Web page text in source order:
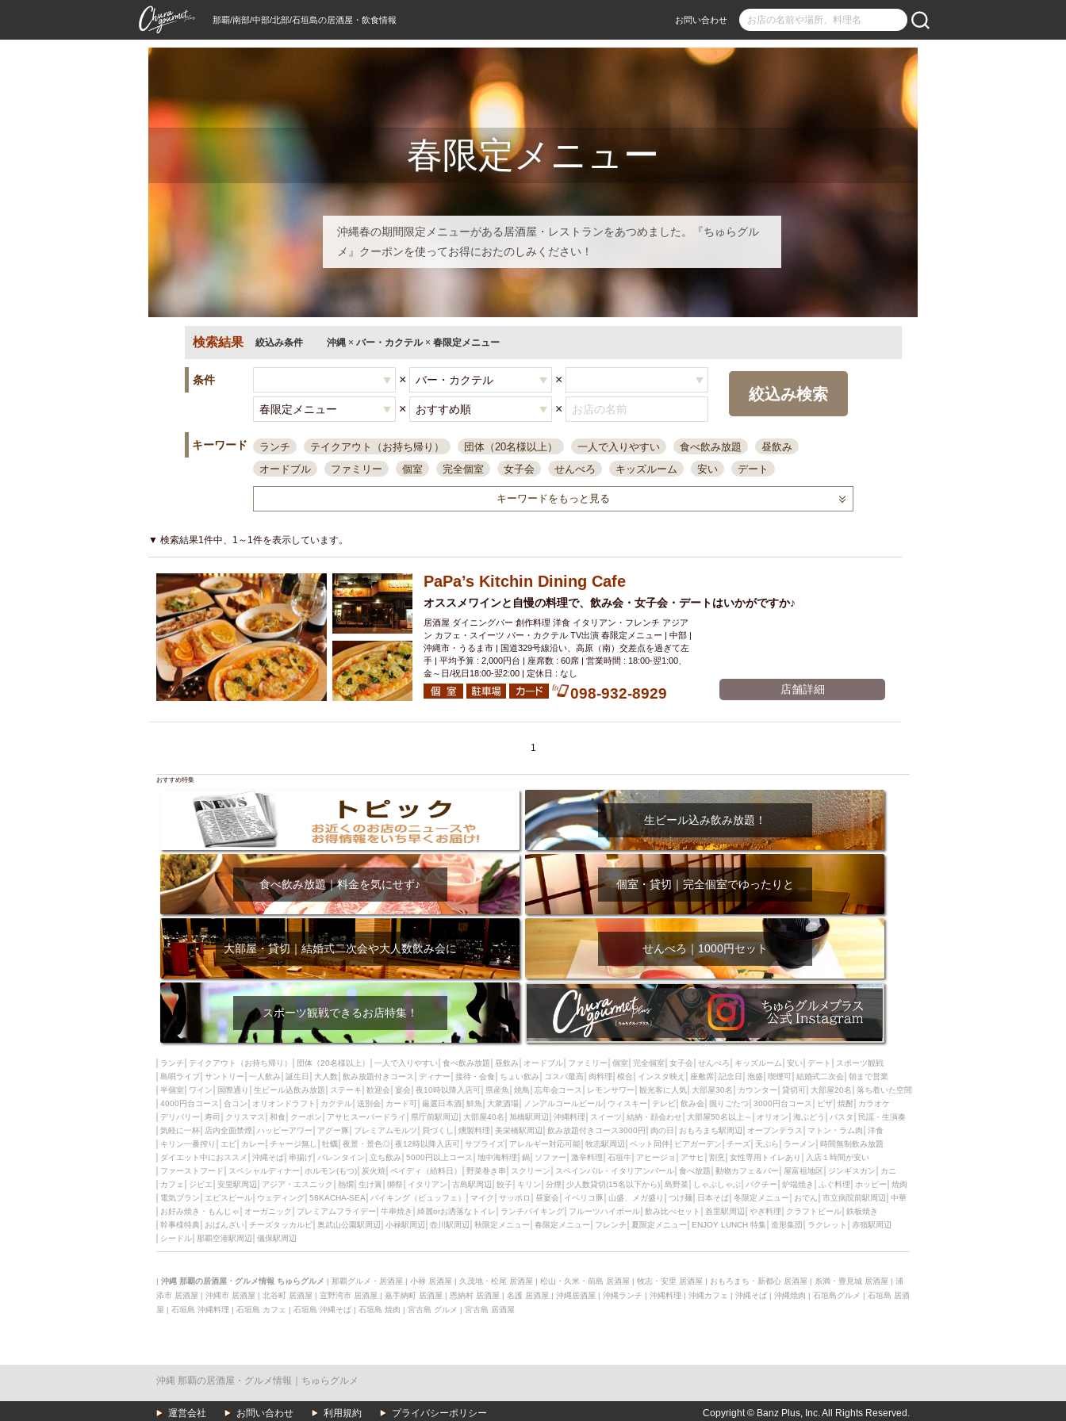
那覇/南部/中部/北部/石垣島の居酒屋・飲食情報 お問い合わせ
春限定メニュー
沖縄春の期間限定メニューがある居酒屋・レストランをあつめました。『ちゅらグル
メ』クーポンを使ってお得におたのしみください！
検索結果 絞込み条件 沖縄 × バー・カクテル× 春限定メニュー
条件 × ×
× ×
絞込み検索
キーワード ランチ テイクアウト（お持ち帰り） 団体（20名様以上） 一人で入りやすい 食べ飲み放題
昼飲み
オードブル
ファミリー 個室 完全個室 女子会 せんべろ キッズルーム 安い
デート
一人飲み 誕生日 大人数
接待・会食
ちょい飲み コスパ最高 肉料理 模合 インスタ映え 座敷席 記念日 泡盛
喫煙可
結婚式二次会
夜10時以降入店可
県産魚 焼鳥 忘年会コース レモンサワー 観光客に人気 大部屋30名
カウンター
貸切可
大部屋20名 落ち着いた空間 4000円台コース 合コン オリオンドラフト
カード可
厳選日本酒 鮮魚 大衆酒場 ノンアルコールビール ウィスキー テレビ 飲み会
掘りごたつ
3000円台コース
ピザ 焼酎 カラオケ デリバリー 寿司 クリスマス 和食
アサヒスーパードライ
県庁前駅周辺 大部屋40名 旭橋駅周辺 沖縄料理 スイーツ
大部屋50名以上～
オリオン 海ぶどう パスタ 民謡・生演奏 気軽に一杯
ハッピーアワー
アグー豚 プレミアムモルツ 貝づくし 燻製料理
美栄橋駅周辺
ソファー
激辛料理 石垣牛 アヒージョ 割烹 女性専用トイレあり
入店１時間が安い
ファーストフード
スペシャルディナー ホルモン(もつ) 炭火焼 ペイディ（給料日）
野菜巻き串
スクリーン
スペインバル・イタリアンバール 食べ放題 動物カフェ＆バー 屋富祖地区
ジンギスカン
カニ
カフェ ジビエ 安里駅周辺 アジア・エスニック 熱燗 生け簀 獺祭 イタリアン
古島駅周辺
餃子
キリン 分煙 少人数貸切(15名以下から) 島野菜 しゃぶしゃぶ パクチー 炉端焼き
ふぐ料理
ホッピー
焼肉 電気ブラン エビスビール ウェディング 58KACHA-SEA
バイキング（ビュッフェ）
マイク
サッポロ 昼宴会 イベリコ豚 山盛、メガ盛り つけ麺 日本そば 冬限定メニュー
おでん
市立病院前駅周辺
中華 お好み焼き・もんじゃ オーガニック プレミアムフライデー
牛串焼き
綺麗orお洒落なトイレ
ランチバイキング フルーツハイボール 飲み比べセット 首里駅周辺
やぎ料理
クラフトビール
鉄板焼き 幹事様特典 おばんざい チーズタッカルビ 奥武山公園駅周辺
小禄駅周辺
壺川駅周辺
春限定メニュー フレンチ 夏限定メニュー ENJOY LUNCH 特集
造形集団
ラクレット
赤嶺駅周辺 シードル 那覇空港駅周辺 儀保駅周辺
キーワードをもっと見る
▼ 検索結果1件中、1～1件を表示しています。
PaPa’s Kitchin Dining Cafe
オススメワインと自慢の料理で、飲み会・女子会・デートはいかがですか♪
居酒屋 ダイニングバー 創作料理 洋食 イタリアン・フレンチ アジア
ン カフェ・スイーツ バー・カクテル TV出演 春限定メニュー | 中部 |
沖縄市・うるま市 | 国道329号線沿い、高原（南）交差点を過ぎて左
手 | 平均予算 : 2,000円台 | 座席数 : 60席 | 営業時間 : 18:00‐翌1:00、
金～日/祝日18:00-翌2:00 | 定休日 : なし
098-932-8929 店舗詳細
1
おすすめ特集
生ビール込み飲み放題！
食べ飲み放題｜料金を気にせず♪ 個室・貸切｜完全個室でゆったりと
大部屋・貸切｜結婚式二次会や大人数飲み会に せんべろ｜1000円セット
スポーツ観戦できるお店特集！
ランチ テイクアウト（お持ち帰り） 団体（20名様以上） 一人で入りやすい 食べ飲み放題 昼飲み オードブル ファミリー 個室 完全個室 女子会 せんべろ キッズルーム 安い デート
スポーツ観戦
島唄ライブ サントリー 一人飲み 誕生日 大人数 飲み放題付きコース ディナー 接待・会食 ちょい飲み コスパ最高 肉料理 模合 インスタ映え 座敷席 記念日 泡盛 喫煙可 結婚式二次会 朝まで営業
半個室
ワイン 国際通り 生ビール込飲み放題 ステーキ 歓迎会 宴会 夜10時以降入店可 県産魚 焼鳥 忘年会コース レモンサワー 観光客に人気 大部屋30名 カウンター 貸切可 大部屋20名
落ち着いた空間
4000円台コース
合コン オリオンドラフト カクテル 送別会 カード可 厳選日本酒 鮮魚 大衆酒場 ノンアルコールビール ウィスキー テレビ 飲み会 掘りごたつ 3000円台コース ピザ 焼酎
カラオケ
デリバリー
寿司 クリスマス 和食 クーポン アサヒスーパードライ 県庁前駅周辺 大部屋40名 旭橋駅周辺 沖縄料理 スイーツ 結納・顔会わせ 大部屋50名以上～ オリオン 海ぶどう パスタ
民謡・生演奏
気軽に一杯
店内全面禁煙 ハッピーアワー アグー豚 プレミアムモルツ 貝づくし 燻製料理 美栄橋駅周辺 飲み放題付きコース3000円 肉の日 おもろまち駅周辺 オープンテラス マトン・ラム肉
洋食
キリン一番搾り
エビ カレー チャージ無し 牡蠣 夜景・景色◎ 夜12時以降入店可 サプライズ アレルギー対応可能 牧志駅周辺 ペット同伴 ビアガーデン チーズ 天ぷら ラーメン
時間無制飲み放題
ダイエット中におススメ
沖縄そば 串揚げ バレンタイン 立ち飲み 5000円以上コース 地中海料理 鍋 ソファー 激辛料理 石垣牛 アヒージョ アサヒ 割烹 女性専用トイレあり
入店１時間が安い
ファーストフード
スペシャルディナー ホルモン(もつ) 炭火焼 ペイディ（給料日） 野菜巻き串 スクリーン スペインバル・イタリアンバール 食べ放題 動物カフェ＆バー 屋富祖地区 ジンギスカン
カニ
カフェ
ジビエ 安里駅周辺 アジア・エスニック 熱燗 生け簀 獺祭 イタリアン 古島駅周辺 餃子 キリン 分煙 少人数貸切(15名以下から) 島野菜 しゃぶしゃぶ パクチー 炉端焼き ふぐ料理 ホッピー
焼肉
電気ブラン
エビスビール ウェディング 58KACHA-SEA バイキング（ビュッフェ） マイク サッポロ 昼宴会 イベリコ豚 山盛、メガ盛り つけ麺 日本そば 冬限定メニュー おでん 市立病院前駅周辺
中華
お好み焼き・もんじゃ
オーガニック プレミアムフライデー 牛串焼き 綺麗orお洒落なトイレ ランチバイキング フルーツハイボール 飲み比べセット 首里駅周辺 やぎ料理 クラフトビール 鉄板焼き
幹事様特典
おばんざい チーズタッカルビ 奥武山公園駅周辺 小禄駅周辺 壺川駅周辺 秋限定メニュー 春限定メニュー フレンチ 夏限定メニュー ENJOY LUNCH 特集 造形集団 ラクレット
赤嶺駅周辺
シードル 那覇空港駅周辺 儀保駅周辺
| 沖縄 那覇の居酒屋・グルメ情報 ちゅらグルメ | 那覇グルメ・居酒屋 | 小禄 居酒屋 | 久茂地・松尾 居酒屋 | 松山・久米・前島 居酒屋 | 牧志・安里 居酒屋 | おもろまち・新都心 居酒屋 | 糸満・豊見城 居酒屋 | 浦
添市 居酒屋 | 沖縄市 居酒屋 | 北谷町 居酒屋 | 宜野湾市 居酒屋 | 嘉手納町 居酒屋 | 恩納村 居酒屋 | 名護 居酒屋 | 沖縄居酒屋 | 沖縄ランチ | 沖縄料理 | 沖縄カフェ | 沖縄そば | 沖縄焼肉 | 石垣島グルメ | 石垣島 居酒
屋 | 石垣島 沖縄料理 | 石垣島 カフェ | 石垣島 沖縄そば | 石垣島 焼肉 | 宮古島 グルメ | 宮古島 居酒屋
沖縄 那覇の居酒屋・グルメ情報｜ちゅらグルメ
運営会社 お問い合わせ 利用規約 プライバシーポリシー Copyright © Banz Plus, Inc. All Rights Reserved.